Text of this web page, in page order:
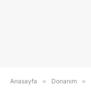
Anasayfa » Donanım »